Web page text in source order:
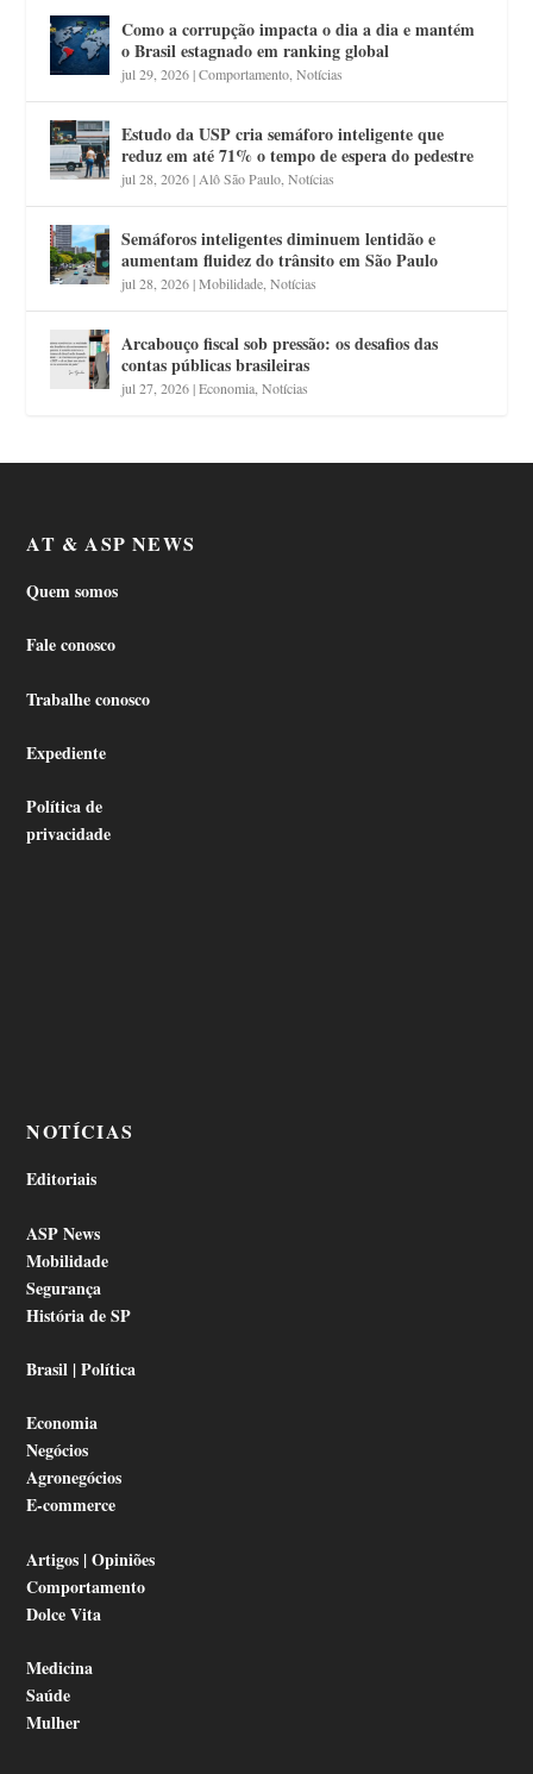
Como a corrupção impacta o dia a dia e mantém
o Brasil estagnado em ranking global
jul 29, 2026|Comportamento ,Notícias
Estudo da USP cria semáforo inteligente que
reduz em até 71% o tempo de espera do pedestre
jul 28, 2026| Alô São Paulo ,Notícias
Semáforos inteligentes diminuem lentidão e
aumentam fluidez do trânsito em São Paulo
jul 28, 2026|Mobilidade ,Notícias
Arcabouço fiscal sob pressão: os desafios das
contas públicas brasileiras
jul 27, 2026|Economia ,Notícias
AT & ASP NEWS
Quem somos
Fale conosco
Trabalhe conosco
Expediente
Política de
privacidade
NOTÍCIAS
Editoriais
ASP News
Mobilidade
Segurança
História de SP
Brasil | Política
Economia
Negócios
Agronegócios
E-commerce
Artigos | Opiniões
Comportamento
Dolce Vita
Medicina
Saúde
Mulher